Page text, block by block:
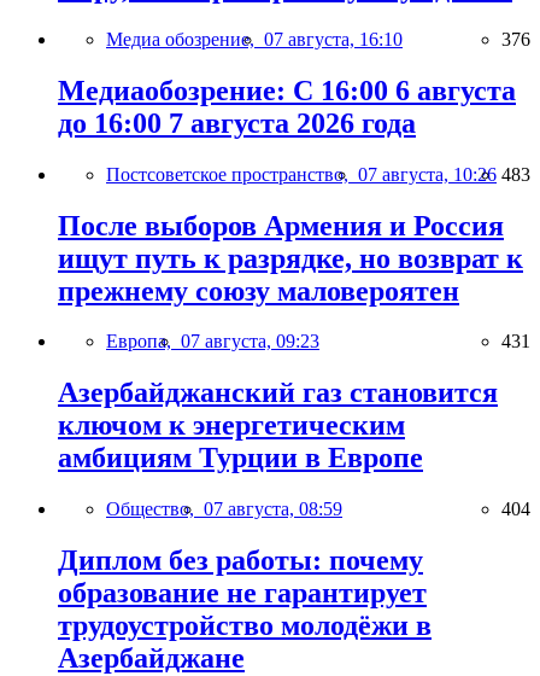
Медиа обозрение, 07 августа, 16:10 376
Медиаобозрение: С 16:00 6 августа
до 16:00 7 августа 2026 года
Постсоветское пространство, 07 августа, 10:26 483
После выборов Армения и Россия
ищут путь к разрядке, но возврат к
прежнему союзу маловероятен
Европа, 07 августа, 09:23 431
Азербайджанский газ становится
ключом к энергетическим
амбициям Турции в Европе
Общество, 07 августа, 08:59 404
Диплом без работы: почему
образование не гарантирует
трудоустройство молодёжи в
Азербайджане